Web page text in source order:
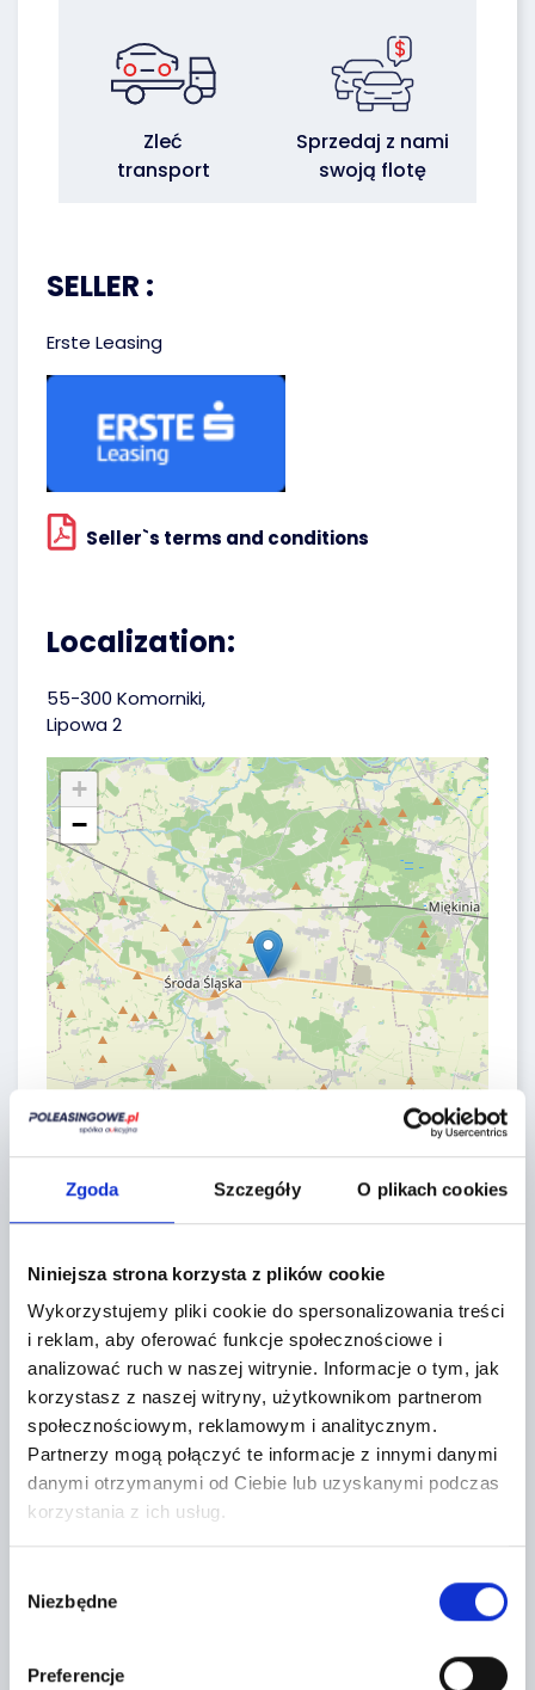
Zgoda Szczegóły O plikach cookies
Niniejsza strona korzysta z plików cookie
Wykorzystujemy pliki cookie do spersonalizowania treści
i reklam, aby oferować funkcje społecznościowe i
analizować ruch w naszej witrynie. Informacje o tym, jak
korzystasz z naszej witryny, użytkownikom partnerom
społecznościowym, reklamowym i analitycznym.
Partnerzy mogą połączyć te informacje z innymi danymi
danymi otrzymanymi od Ciebie lub uzyskanymi podczas
korzystania z ich usług.
zgody
Niezbędne
Preferencje
Zleć
transport
Sprzedaj z nami
swoją flotę
SELLER :
Erste Leasing
Seller`s terms and conditions
Localization:
55-300 Komorniki,
Lipowa 2
+
−
Leaflet| OpenStreetMapcontributors
CONTACT FORM
Topic *